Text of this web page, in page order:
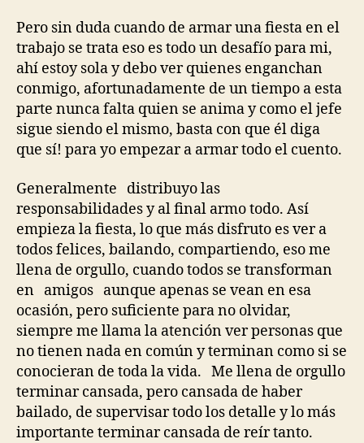
Pero sin duda cuando de armar una fiesta en el
trabajo se trata eso es todo un desafío para mi,
ahí estoy sola y debo ver quienes enganchan
conmigo, afortunadamente de un tiempo a esta
parte nunca falta quien se anima y como el jefe
sigue siendo el mismo, basta con que él diga
que sí! para yo empezar a armar todo el cuento.
Generalmente distribuyo las
responsabilidades y al final armo todo. Así
empieza la fiesta, lo que más disfruto es ver a
todos felices, bailando, compartiendo, eso me
llena de orgullo, cuando todos se transforman
en amigos aunque apenas se vean en esa
ocasión, pero suficiente para no olvidar,
siempre me llama la atención ver personas que
no tienen nada en común y terminan como si se
conocieran de toda la vida. Me llena de orgullo
terminar cansada, pero cansada de haber
bailado, de supervisar todo los detalle y lo más
importante terminar cansada de reír tanto.